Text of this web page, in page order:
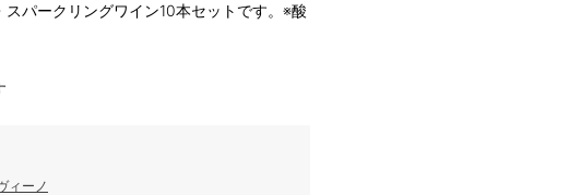
パークリングワイン10本セットです。※酸
ーノ